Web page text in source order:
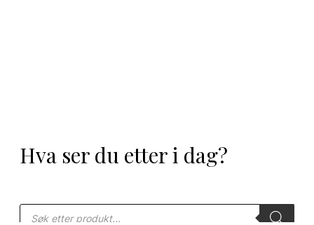
Hva ser du etter i dag?
Products
search